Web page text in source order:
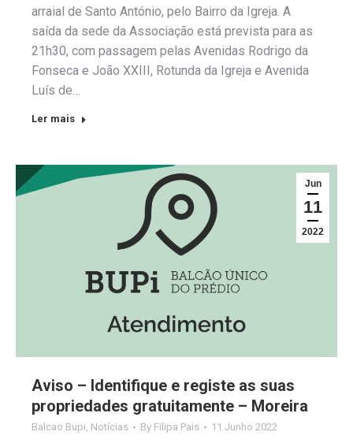
arraial de Santo António, pelo Bairro da Igreja. A
saída da sede da Associação está prevista para as
21h30, com passagem pelas Avenidas Rodrigo da
Fonseca e João XXIII, Rotunda da Igreja e Avenida
Luís de…
Ler mais
Jun
11
2022
Aviso – Identifique e registe as suas
propriedades gratuitamente – Moreira
Balcao Bupi, Notícias By Filipa Pais 11 Junho 2022